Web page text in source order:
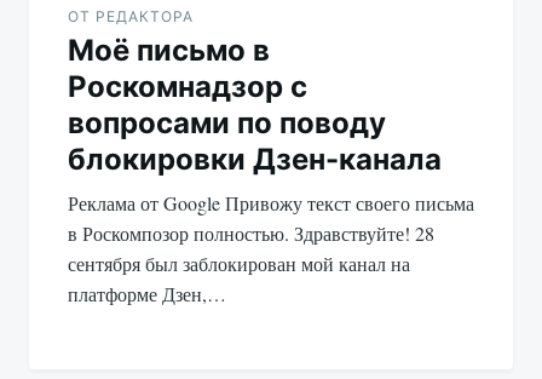
ОТ РЕДАКТОРА
Моё письмо в
Роскомнадзор с
вопросами по поводу
блокировки Дзен-канала
Реклама от Google Привожу текст своего письма
в Роскомпозор полностью. Здравствуйте! 28
сентября был заблокирован мой канал на
платформе Дзен,…